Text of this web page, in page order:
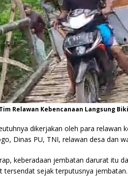
Relawan Kebencanaan Langsung
dikerjakan oleh para relawan
Dinas PU, TNI, relawan desa dan
keberadaan jembatan darurat itu
tersendat sejak terputusnya jembatan.